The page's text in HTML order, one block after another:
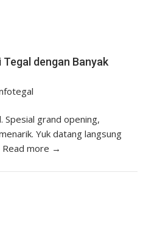
dengan Banyak
Spesial grand opening,
Yuk datang langsung
Read more →